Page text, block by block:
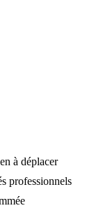
à déplacer
professionnels